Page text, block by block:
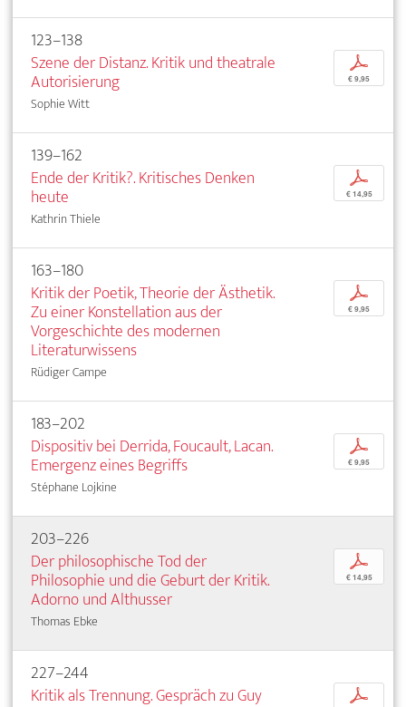
123–138
Szene der Distanz. Kritik und theatrale
Autorisierung
Sophie Witt
p
€ 9,95
139–162
Ende der Kritik?. Kritisches Denken
heute
Kathrin Thiele
p
€ 14,95
163–180
Kritik der Poetik, Theorie der Ästhetik.
Zu einer Konstellation aus der
Vorgeschichte des modernen
Literaturwissens
Rüdiger Campe
p
€ 9,95
183–202
Dispositiv bei Derrida, Foucault, Lacan.
Emergenz eines Begriffs
Stéphane Lojkine
p
€ 9,95
203–226
Der philosophische Tod der
Philosophie und die Geburt der Kritik.
Adorno und Althusser
Thomas Ebke
p
€ 14,95
227–244
Kritik als Trennung. Gespräch zu Guy
p